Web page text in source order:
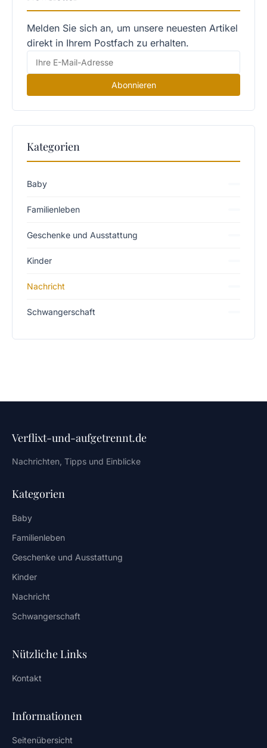
Melden Sie sich an, um unsere neuesten Artikel
direkt in Ihrem Postfach zu erhalten.
Abonnieren
Kategorien
Baby
Familienleben
Geschenke und Ausstattung
Kinder
Nachricht
Schwangerschaft
Verflixt-und-aufgetrennt.de
Nachrichten, Tipps und Einblicke
Kategorien
Baby
Familienleben
Geschenke und Ausstattung
Kinder
Nachricht
Schwangerschaft
Nützliche Links
Kontakt
Informationen
Seitenübersicht